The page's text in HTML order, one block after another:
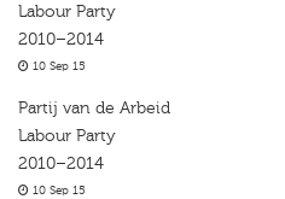
Labour Party
2010–2014
10 Sep 15
Partij van de Arbeid
Labour Party
2010–2014
10 Sep 15